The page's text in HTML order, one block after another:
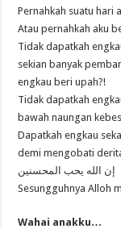
Pernahkah suatu hari
Atau pernahkah aku
Tidak dapatkah
sekian banyak
engkau beri upah?!
Tidak dapatkah
bawah naungan
Dapatkah engkau
demi mengobati
إن الله يحب المحسنين
Sesungguhnya Alloh
Wahai anakku…